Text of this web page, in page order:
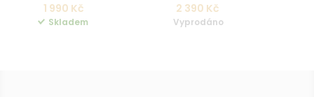
1 990 Kč
Skladem
2 390 Kč
Vyprodáno